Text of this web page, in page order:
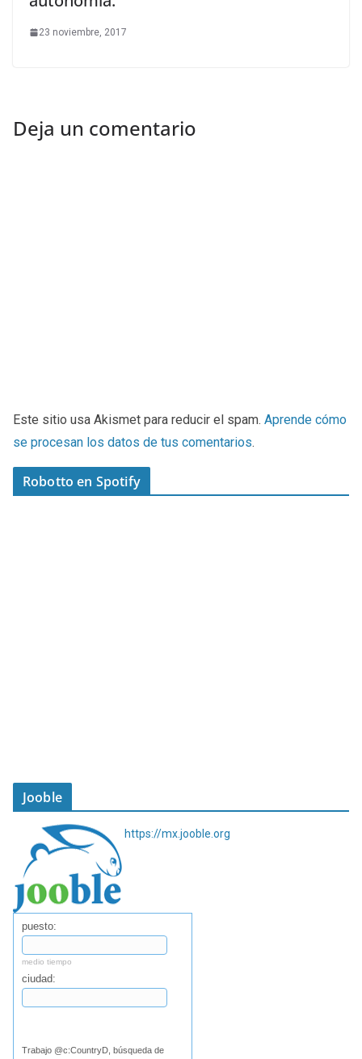
23 noviembre, 2017
Deja un comentario
Este sitio usa Akismet para reducir el spam. Aprende cómo
se procesan los datos de tus comentarios.
Robotto en Spotify
Jooble
https://mx.jooble.org
puesto:
medio tiempo
ciudad:
Trabajo @c:CountryD, búsqueda de